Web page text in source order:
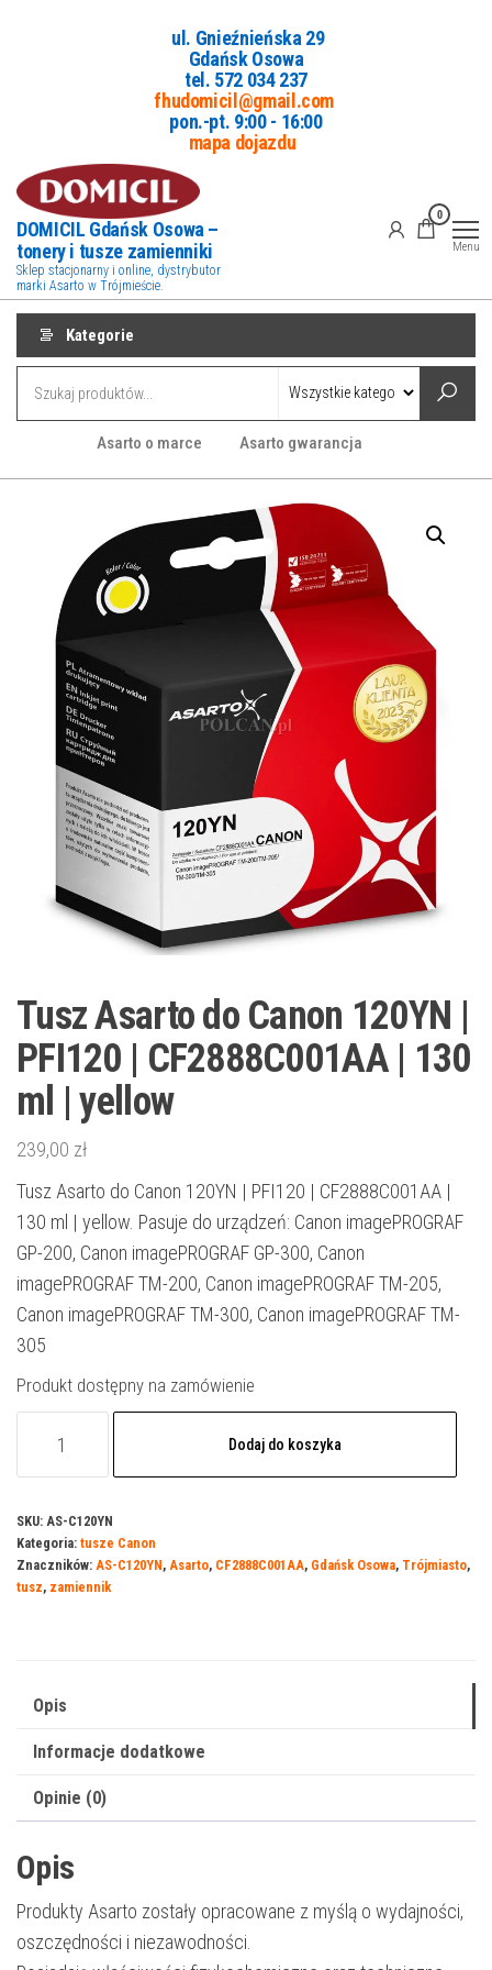
ul. Gnieźnieńska 29
Gdańsk Osowa
tel. 572 034 237
fhudomicil@gmail.com
pon.-pt. 9:00 - 16:00
mapa dojazdu
DOMICIL Gdańsk Osowa –
tonery i tusze zamienniki
Sklep stacjonarny i online, dystrybutor
marki Asarto w Trójmieście.
0
Menu
Kategorie
Asarto o marce Asarto gwarancja
Tusz Asarto do Canon 120YN |
PFI120 | CF2888C001AA | 130
ml | yellow
239,00 zł
Tusz Asarto do Canon 120YN | PFI120 | CF2888C001AA |
130 ml | yellow. Pasuje do urządzeń: Canon imagePROGRAF
GP-200, Canon imagePROGRAF GP-300, Canon
imagePROGRAF TM-200, Canon imagePROGRAF TM-205,
Canon imagePROGRAF TM-300, Canon imagePROGRAF TM-
305
Produkt dostępny na zamówienie
do
Canon
120YN
CF2888C001AA
130
ml
|
yellow
Dodaj do koszyka
SKU: AS-C120YN
Kategoria: tusze Canon
Znaczników: AS-C120YN, Asarto, CF2888C001AA, Gdańsk Osowa, Trójmiasto,
tusz, zamiennik
Opis
Informacje dodatkowe
Opinie (0)
Opis
Produkty Asarto zostały opracowane z myślą o wydajności,
oszczędności i niezawodności.